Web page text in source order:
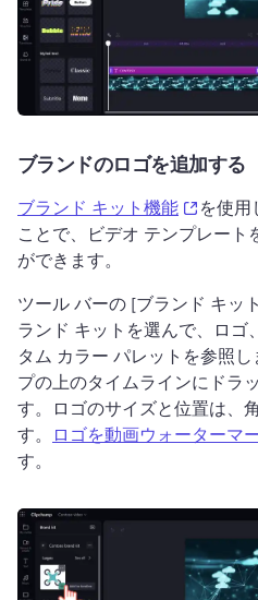
ブランドのロゴを追加する
ブランド キット機能 (opens
を使用
ことで、ビデオ テンプレート
ができます。
ツール バーの [ブランド キッ
ランド キットを選んで、ロゴ
タム カラー パレットを参照し
プの上のタイムラインにドラ
す。
ロゴのサイズと位置は、
す。
ロゴを動画ウォーターマ
す。